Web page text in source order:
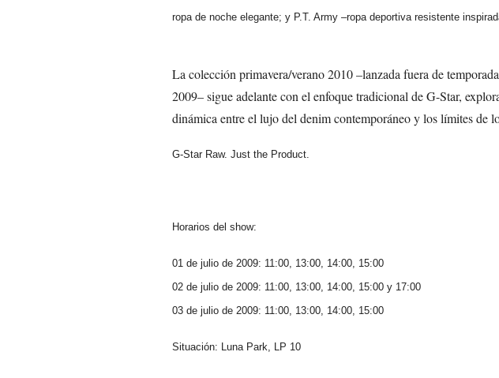
ropa de noche elegante; y P.T. Army –ropa deportiva resistente
La colección primavera/verano 2010 –lanzada fuera de
2009– sigue adelante con el enfoque tradicional de G-Star,
dinámica entre el lujo del denim contemporáneo y los límites de
G-Star Raw. Just the Product.
Horarios del show:
01 de julio de 2009: 11:00, 13:00, 14:00, 15:00
02 de julio de 2009: 11:00, 13:00, 14:00, 15:00 y 17:00
03 de julio de 2009: 11:00, 13:00, 14:00, 15:00
Situación: Luna Park, LP 10